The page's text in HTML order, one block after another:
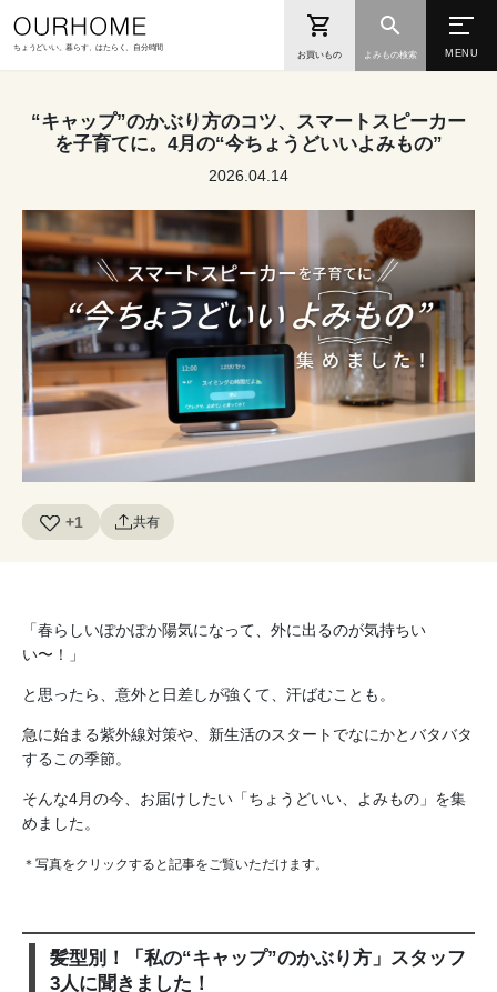
ちょうどいい。暮らす、はたらく、自分時間
“キャップ”のかぶり方のコツ、スマートスピーカー
を子育てに。4月の“今ちょうどいいよみもの”
2026.04.14
+1 共有
「春らしいぽかぽか陽気になって、外に出るのが気持ちい
い〜！」
と思ったら、意外と日差しが強くて、汗ばむことも。
急に始まる紫外線対策や、新生活のスタートでなにかとバタバタ
するこの季節。
そんな4月の今、お届けしたい「ちょうどいい、よみもの」を集
めました。
＊写真をクリックすると記事をご覧いただけます。
髪型別！「私の“キャップ”のかぶり方」スタッフ
3人に聞きました！
お買いもの よみもの検索